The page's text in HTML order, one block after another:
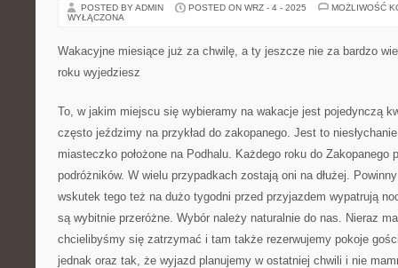
POSTED BY ADMIN POSTED ON WRZ - 4 - 2025
MOŻLIWOŚĆ
WYŁĄCZONA
Wakacyjne miesiące już za chwilę, a ty jeszcze nie za bardzo
roku wyjedziesz
To, w jakim miejscu się wybieramy na wakacje jest pojedynczą
często jeździmy na przykład do zakopanego. Jest to
miasteczko położone na Podhalu. Każdego roku do Zakopanego
podróżników. W wielu przypadkach zostają oni na dłużej.
wskutek tego też na dużo tygodni przed przyjazdem wypatrują
są wybitnie przeróżne. Wybór należy naturalnie do nas. Nieraz
chcielibyśmy się zatrzymać i tam także rezerwujemy pokoje
jednak oraz tak, że wyjazd planujemy w ostatniej chwili i nie